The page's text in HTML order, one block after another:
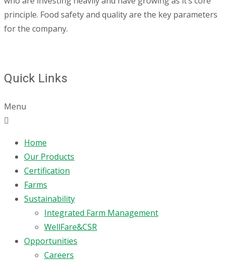
principle. Food safety and quality are the key parameters
for the company.
Quick Links
Menu
Home
Our Products
Certification
Farms
Sustainability
Integrated Farm Management
WellFare&CSR
Opportunities
Careers